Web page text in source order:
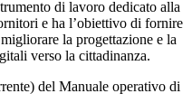
di lavoro dedicato alla
e ha l’obiettivo di fornire
la progettazione e la
verso la cittadinanza.
del Manuale operativo di